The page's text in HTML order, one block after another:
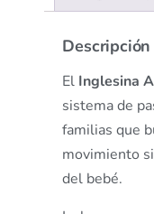
Descripción
El Inglesina
sistema de
familias que
movimiento
del bebé.